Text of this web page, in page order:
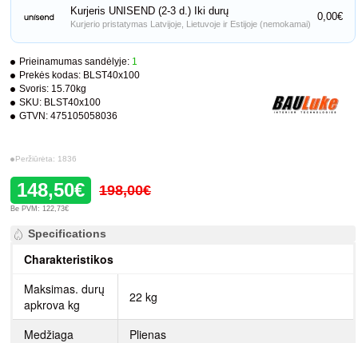
Prieinamumas sandėlyje: 1
Prekės kodas: BLST40x100
Svoris: 15.70kg
SKU: BLST40x100
GTVN: 475105058036
Peržiūrėta: 1836
148,50€ 198,00€
Be PVM: 122,73€
Kurjeris UNISEND (2-3 d.) Iki durų
Kurjerio pristatymas Latvijoje, Lietuvoje ir Estijoje (nemokamai)
0,00€
Specifications
Charakteristikos
Maksimas. durų
apkrova kg
22 kg
Medžiaga Plienas